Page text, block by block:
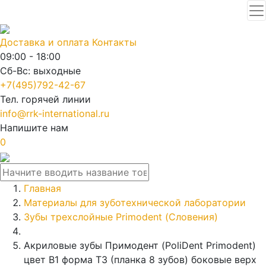
Доставка и оплата Контакты
09:00 - 18:00
Сб-Вс: выходные
+7(495)792-42-67
Тел. горячей линии
info@rrk-international.ru
Напишите нам
0
Главная
Материалы для зуботехнической лаборатории
Зубы трехслойные Primodent (Словения)
Акриловые зубы Примодент (PoliDent Primodent)
цвет B1 форма T3 (планка 8 зубов) боковые верх